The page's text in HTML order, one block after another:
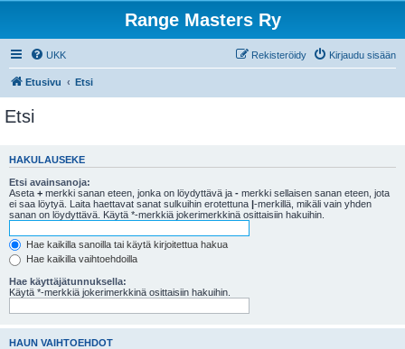
Range Masters Ry
UKK Kirjaudu sisään
Rekisteröidy
Etusivu Etsi
Etsi
HAKULAUSEKE
Etsi avainsanoja:
Aseta + merkki sanan eteen, jonka on löydyttävä ja - merkki sellaisen sanan eteen, jota
ei saa löytyä. Laita haettavat sanat sulkuihin erotettuna |-merkillä, mikäli vain yhden
sanan on löydyttävä. Käytä *-merkkiä jokerimerkkinä osittaisiin hakuihin.
Hae kaikilla sanoilla tai käytä kirjoitettua hakua
Hae kaikilla vaihtoehdoilla
Hae käyttäjätunnuksella:
Käytä *-merkkiä jokerimerkkinä osittaisiin hakuihin.
HAUN VAIHTOEHDOT